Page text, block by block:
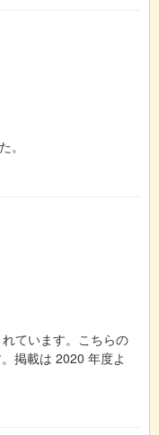
。
ています。こちらの
掲載は 2020 年度よ